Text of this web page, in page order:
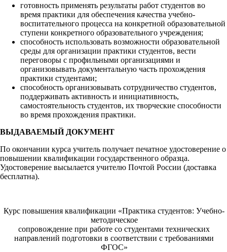
готовность применять результаты работ студентов во
время практики для обеспечения качества учебно-
воспитательного процесса на конкретной образовательной
ступени конкретного образовательного учреждения;
способность использовать возможности образовательной
среды для организации практики студентов, вести
переговоры с профильными организациями и
организовывать документальную часть прохождения
практики студентами;
способность организовывать сотрудничество студентов,
поддерживать активность и инициативность,
самостоятельность студентов, их творческие способности
во время прохождения практики.
ВЫДАВАЕМЫЙ ДОКУМЕНТ
По окончании курса учитель получает печатное удостоверение о
повышении квалификации государственного образца.
Удостоверение высылается учителю Почтой России (доставка
бесплатна).
Курс повышения квалификации «Практика студентов: Учебно-
методическое
сопровождение при работе со студентами технических
направлений подготовки в соответствии с требованиями
ФГОС»